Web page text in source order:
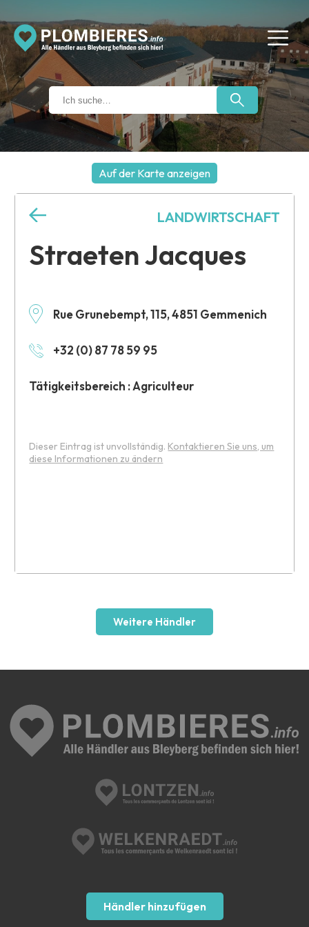
Auf der Karte anzeigen
Straeten Jacques
Rue Grunebempt, 115, 4851 Gemmenich
+32 (0) 87 78 59 95
Tätigkeitsbereich : Agriculteur
LANDWIRTSCHAFT
Dieser Eintrag ist unvollständig. Kontaktieren Sie uns, um
diese Informationen zu ändern
+
−
Weitere Händler
Händler hinzufügen